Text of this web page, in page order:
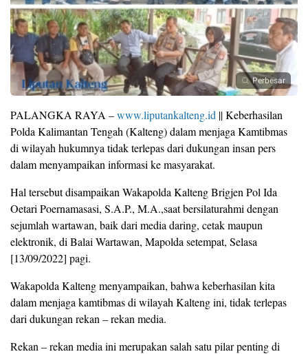
Perbesar
PALANGKA RAYA –www.liputankalteng.id || Keberhasilan
Polda Kalimantan Tengah (Kalteng) dalam menjaga Kamtibmas
di wilayah hukumnya tidak terlepas dari dukungan insan pers
dalam menyampaikan informasi ke masyarakat.
Hal tersebut disampaikan Wakapolda Kalteng Brigjen Pol Ida
Oetari Poernamasasi, S.A.P., M.A.,saat bersilaturahmi dengan
sejumlah wartawan, baik dari media daring, cetak maupun
elektronik, di Balai Wartawan, Mapolda setempat, Selasa
[13/09/2022] pagi.
Wakapolda Kalteng menyampaikan, bahwa keberhasilan kita
dalam menjaga kamtibmas di wilayah Kalteng ini, tidak terlepas
dari dukungan rekan – rekan media.
Rekan – rekan media ini merupakan salah satu pilar penting di